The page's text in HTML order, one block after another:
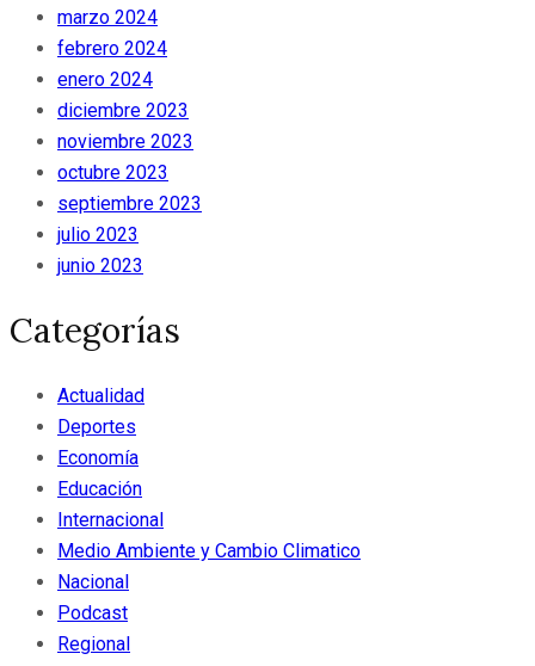
marzo 2024
febrero 2024
enero 2024
diciembre 2023
noviembre 2023
octubre 2023
septiembre 2023
julio 2023
junio 2023
Categorías
Actualidad
Deportes
Economía
Educación
Internacional
Medio Ambiente y Cambio Climatico
Nacional
Podcast
Regional